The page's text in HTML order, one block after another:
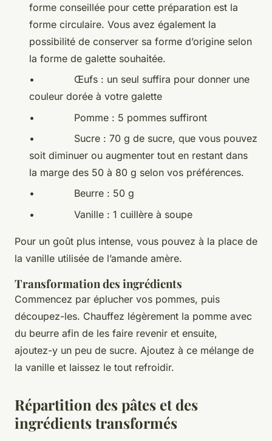
forme conseillée pour cette préparation est la
forme circulaire. Vous avez également la
possibilité de conserver sa forme d’origine selon
la forme de galette souhaitée.
• Œufs : un seul suffira pour donner une
couleur dorée à votre galette
• Pomme : 5 pommes suffiront
• Sucre : 70 g de sucre, que vous pouvez
soit diminuer ou augmenter tout en restant dans
la marge des 50 à 80 g selon vos préférences.
• Beurre : 50 g
• Vanille : 1 cuillère à soupe
Pour un goût plus intense, vous pouvez à la place de
la vanille utilisée de l’amande amère.
Transformation des ingrédients
Commencez par éplucher vos pommes, puis
découpez-les. Chauffez légèrement la pomme avec
du beurre afin de les faire revenir et ensuite,
ajoutez-y un peu de sucre. Ajoutez à ce mélange de
la vanille et laissez le tout refroidir.
Répartition des pâtes et des
ingrédients transformés